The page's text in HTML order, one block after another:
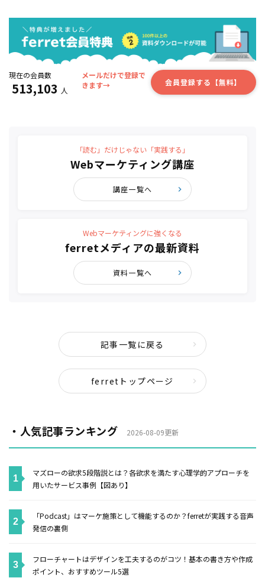
現在の会員数
513,103 人
メールだけで登録で
きます→
会員登録する【無料】
「読む」だけじゃない「実践する」
Webマーケティング講座
講座一覧へ
Webマーケティングに強くなる
ferretメディアの最新資料
資料一覧へ
記事一覧に戻る
ferretトップページ
・人気記事ランキング 2026-08-09更新
マズローの欲求5段階説とは？各欲求を満たす心理学的アプローチを
用いたサービス事例【図あり】
「Podcast」はマーケ施策として機能するのか？ferretが実践する音声
発信の裏側
フローチャートはデザインを工夫するのがコツ！基本の書き方や作成
ポイント、おすすめツール5選